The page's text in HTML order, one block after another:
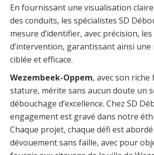
En fournissant une visualisation
des conduits, les spécialistes SD
mesure d’identifier, avec précision,
d’intervention, garantissant ainsi
ciblée et efficace.
Wezembeek-Oppem, avec son
stature, mérite sans aucun doute un
débouchage d’excellence. Chez SD
engagement est gravé dans notre
Chaque projet, chaque défi est
dévouement sans faille, avec pour